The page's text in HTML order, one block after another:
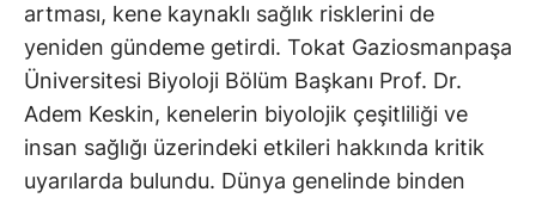
artması, kene kaynaklı sağlık risklerini de
yeniden gündeme getirdi. Tokat Gaziosmanpaşa
Üniversitesi Biyoloji Bölüm Başkanı Prof. Dr.
Adem Keskin, kenelerin biyolojik çeşitliliği ve
insan sağlığı üzerindeki etkileri hakkında kritik
uyarılarda bulundu. Dünya genelinde binden